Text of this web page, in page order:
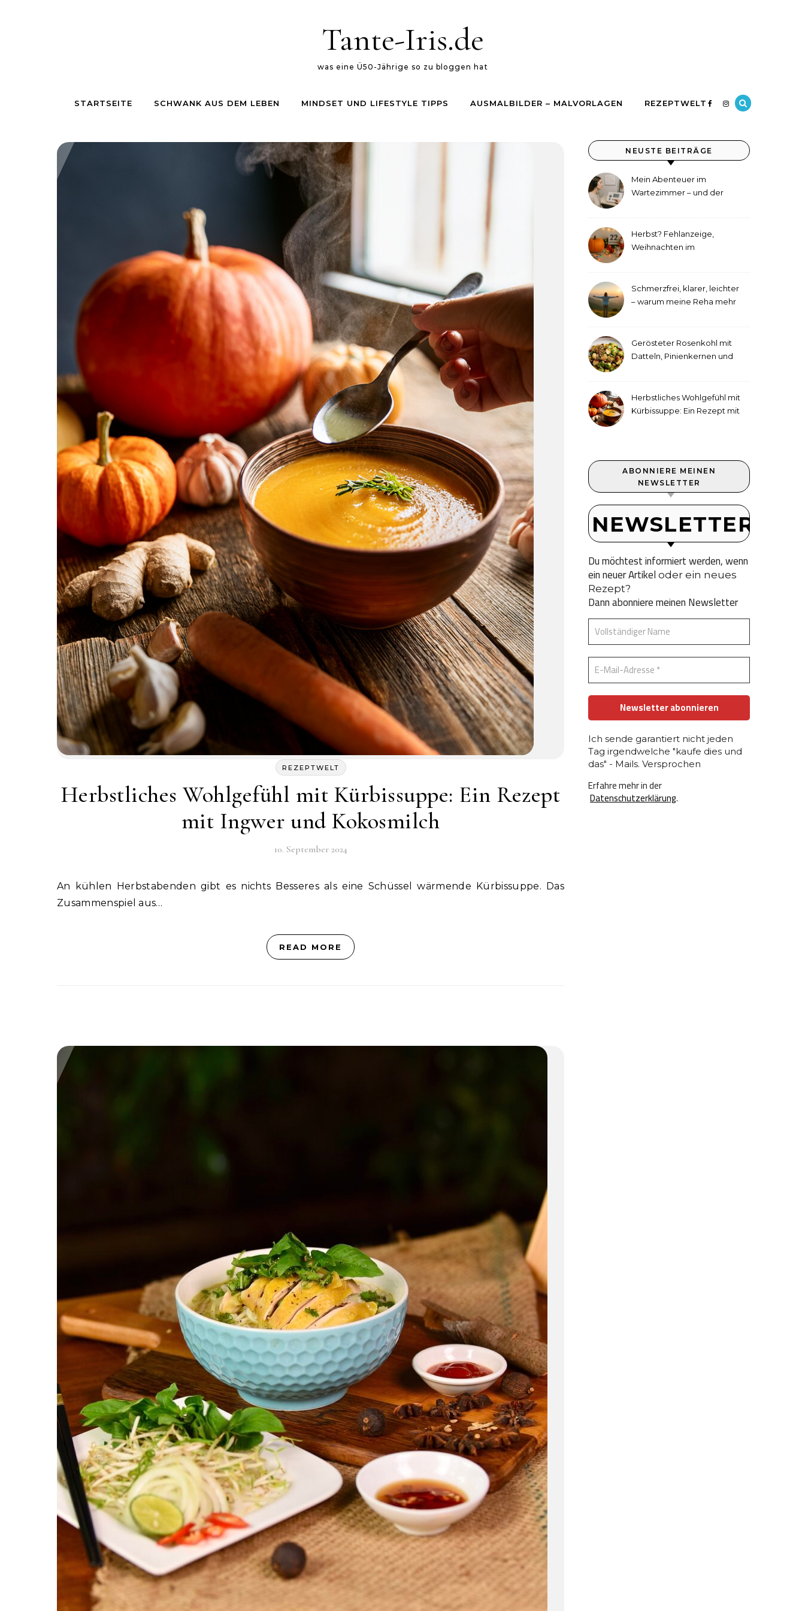
Tante-Iris.de
was eine Ü50-Jährige so zu bloggen hat
STARTSEITE SCHWANK AUS DEM LEBEN MINDSET UND LIFESTYLE TIPPS AUSMALBILDER – MALVORLAGEN REZEPTWELT
REZEPTWELT
Herbstliches Wohlgefühl mit Kürbissuppe: Ein Rezept
mit Ingwer und Kokosmilch
10. September 2024
An kühlen Herbstabenden gibt es nichts Besseres als eine Schüssel wärmende Kürbissuppe. Das
Zusammenspiel aus…
READ MORE
NEUSTE BEITRÄGE
Mein Abenteuer im
Wartezimmer – und der
Herbst? Fehlanzeige,
Weihnachten im
Schmerzfrei, klarer, leichter
– warum meine Reha mehr
Gerösteter Rosenkohl mit
Datteln, Pinienkernen und
Herbstliches Wohlgefühl mit
Kürbissuppe: Ein Rezept mit
ABONNIERE MEINEN
NEWSLETTER
NEWSLETTER
Du möchtest informiert werden, wenn
ein neuer Artikel oder ein neues
Rezept?
Dann abonniere meinen Newsletter
Ich sende garantiert nicht jeden
Tag irgendwelche "kaufe dies und
das" - Mails. Versprochen
Erfahre mehr in der
Datenschutzerklärung.